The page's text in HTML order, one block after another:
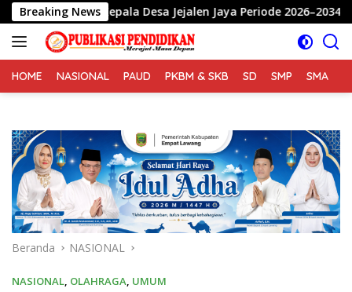
Langsung
ke
konten
Breaking News
Desa Jejalen Jaya Periode 2026–2034 Tangis
HOME NASIONAL PAUD PKBM & SKB SD SMP SMA
Beranda NASIONAL
NASIONAL, OLAHRAGA, UMUM